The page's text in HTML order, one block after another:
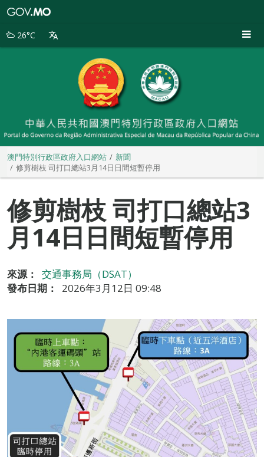
別
26°C
澳門特別行政區政府入口網站
新聞
修剪樹枝 司打口總站3月14日日間短暫停用
修剪樹枝 司打口總站3
月14日日間短暫停用
來源：
交通事務局（DSAT）
發布日期：
2026年3月12日 09:48